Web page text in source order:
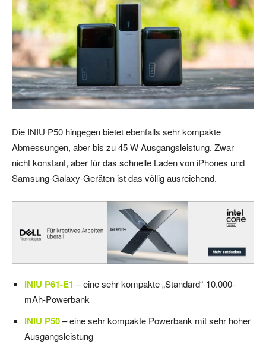
Die INIU P50 hingegen bietet ebenfalls sehr kompakte
Abmessungen, aber bis zu 45 W Ausgangsleistung. Zwar
nicht konstant, aber für das schnelle Laden von iPhones und
Samsung-Galaxy-Geräten ist das völlig ausreichend.
INIU P61-E1 – eine sehr kompakte „Standard“-10.000-
mAh-Powerbank
INIU P50– eine sehr kompakte Powerbank mit sehr hoher
Ausgangsleistung